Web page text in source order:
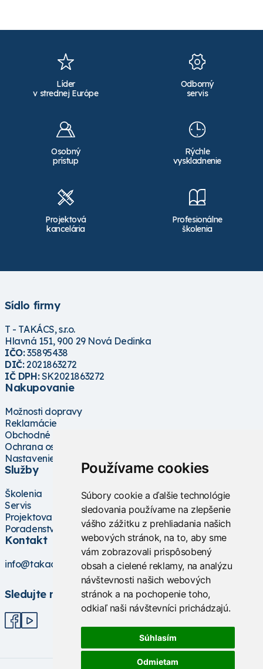
Používame cookies
Súbory cookie a ďalšie technológie
sledovania používame na zlepšenie
vášho zážitku z prehliadania našich
webových stránok, na to, aby sme
vám zobrazovali prispôsobený
obsah a cielené reklamy, na analýzu
návštevnosti našich webových
stránok a na pochopenie toho,
odkiaľ naši návštevníci prichádzajú.
Súhlasím
Odmietam
Líder
v strednej Európe
Odborný
servis
Osobný
prístup
Rýchle
vyskladnenie
Projektová
kancelária
Profesionálne
školenia
Sídlo firmy
T - TAKÁCS, s.r.o.
Hlavná 151, 900 29 Nová Dedinka
IČO:35895438
DIČ:2021863272
IČ DPH:SK2021863272
Nakupovanie
Možnosti dopravy
Reklamácie
Obchodné podmienky
Ochrana osobných údajov
Nastavenie cookies
Služby
Školenia
Servis
Projektovanie
Poradenstvo
Kontakt
info@takacs.sk
Sledujte nás